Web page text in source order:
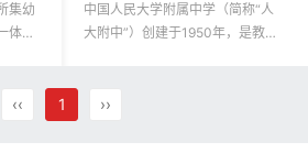
集幼
体的
中国人民大学附属中学（简称“人
大附中”）创建于1950年，是教育
带，校园占地142亩，现有在校生6
‹‹ 1 ››